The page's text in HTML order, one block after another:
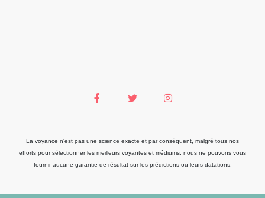
La voyance n'est pas une science exacte et par conséquent, malgré tous nos
efforts pour sélectionner les meilleurs voyantes et médiums, nous ne pouvons vous
fournir aucune garantie de résultat sur les prédictions ou leurs datations.